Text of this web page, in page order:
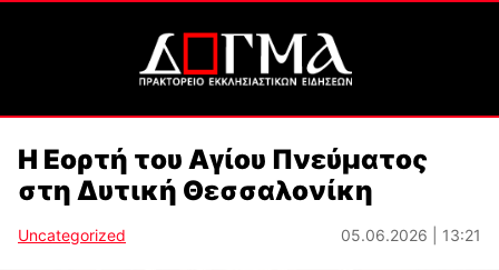
Η Εορτή του Αγίου Πνεύματος
στη Δυτική Θεσσαλονίκη
Uncategorized 05.06.2026 | 13:21